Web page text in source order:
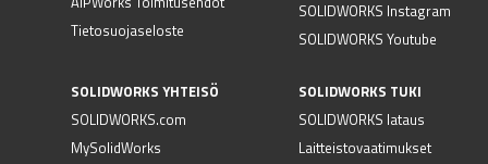
Tietosuojaseloste
SOLIDWORKS Instagram
SOLIDWORKS Youtube
SOLIDWORKS YHTEISÖ
SOLIDWORKS.com
MySolidWorks
SOLIDWORKS TUKI
SOLIDWORKS lataus
Laitteistovaatimukset